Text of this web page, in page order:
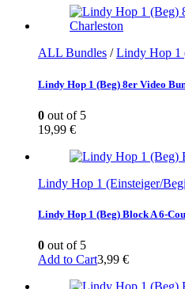
ALL Bundles /Lindy Hop 1
Lindy Hop 1 (Beg) 8er Video
0 out of 5
19,99 €
Lindy Hop 1 (Einsteiger/
Lindy Hop 1 (Beg) Block A 6-
0 out of 5
Add to Cart3,99 €